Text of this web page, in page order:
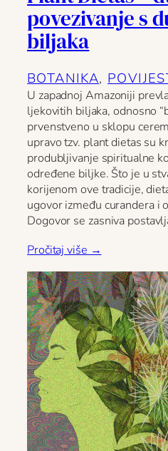
povezivanje s
biljaka
BOTANIKA,
U zapadnoj Amazoniji
ljekovitih biljaka, odnosno
prvenstveno u sklopu
upravo tzv. plant dietas su
produbljivanje spiritualne
određene biljke. Što je u
korijenom ove tradicije,
ugovor između curandera i
Dogovor se zasniva
Pročitaj više →